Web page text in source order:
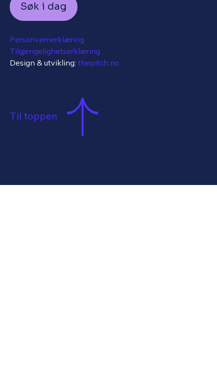
Søk i dag
Personvernerklæring
Tilgjengelighetserklæring
Design & utvikling: thepitch.no
Til toppen